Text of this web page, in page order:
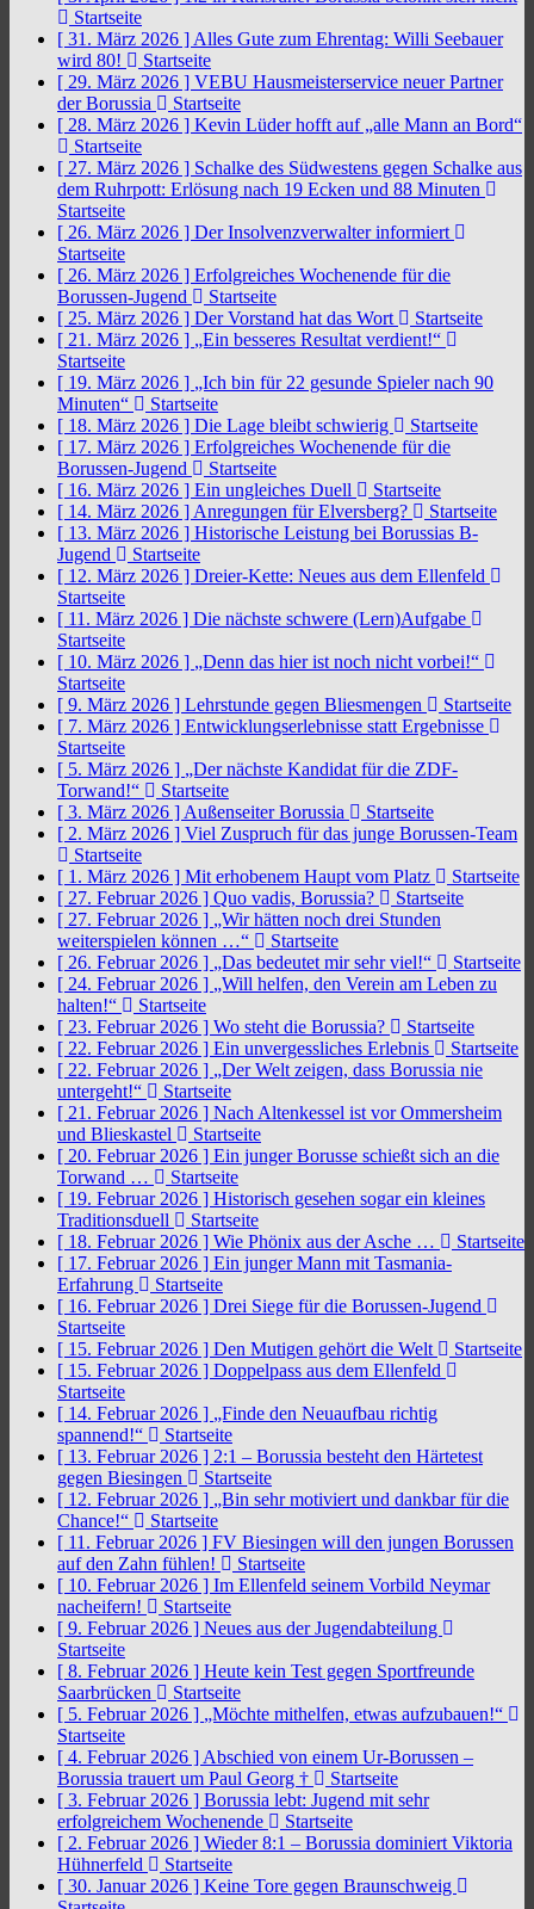
Startseite
[ 31. März 2026 ] Alles Gute zum Ehrentag: Willi Seebauer
wird 80!
Startseite
[ 29. März 2026 ] VEBU Hausmeisterservice neuer Partner
der Borussia
Startseite
[ 28. März 2026 ] Kevin Lüder hofft auf „alle Mann an Bord“
Startseite
[ 27. März 2026 ] Schalke des Südwestens gegen Schalke aus
dem Ruhrpott: Erlösung nach 19 Ecken und 88 Minuten
Startseite
[ 26. März 2026 ] Der Insolvenzverwalter informiert
Startseite
[ 26. März 2026 ] Erfolgreiches Wochenende für die
Borussen-Jugend
Startseite
[ 25. März 2026 ] Der Vorstand hat das Wort
Startseite
[ 21. März 2026 ] „Ein besseres Resultat verdient!“
Startseite
[ 19. März 2026 ] „Ich bin für 22 gesunde Spieler nach 90
Minuten“
Startseite
[ 18. März 2026 ] Die Lage bleibt schwierig
Startseite
[ 17. März 2026 ] Erfolgreiches Wochenende für die
Borussen-Jugend
Startseite
[ 16. März 2026 ] Ein ungleiches Duell
Startseite
[ 14. März 2026 ] Anregungen für Elversberg?
Startseite
[ 13. März 2026 ] Historische Leistung bei Borussias B-
Jugend
Startseite
[ 12. März 2026 ] Dreier-Kette: Neues aus dem Ellenfeld
Startseite
[ 11. März 2026 ] Die nächste schwere (Lern)Aufgabe
Startseite
[ 10. März 2026 ] „Denn das hier ist noch nicht vorbei!“
Startseite
[ 9. März 2026 ] Lehrstunde gegen Bliesmengen
Startseite
[ 7. März 2026 ] Entwicklungserlebnisse statt Ergebnisse
Startseite
[ 5. März 2026 ] „Der nächste Kandidat für die ZDF-
Torwand!“
Startseite
[ 3. März 2026 ] Außenseiter Borussia
Startseite
[ 2. März 2026 ] Viel Zuspruch für das junge Borussen-Team
Startseite
[ 1. März 2026 ] Mit erhobenem Haupt vom Platz
Startseite
[ 27. Februar 2026 ] Quo vadis, Borussia?
Startseite
[ 27. Februar 2026 ] „Wir hätten noch drei Stunden
weiterspielen können …“
Startseite
[ 26. Februar 2026 ] „Das bedeutet mir sehr viel!“
Startseite
[ 24. Februar 2026 ] „Will helfen, den Verein am Leben zu
halten!“
Startseite
[ 23. Februar 2026 ] Wo steht die Borussia?
Startseite
[ 22. Februar 2026 ] Ein unvergessliches Erlebnis
Startseite
[ 22. Februar 2026 ] „Der Welt zeigen, dass Borussia nie
untergeht!“
Startseite
[ 21. Februar 2026 ] Nach Altenkessel ist vor Ommersheim
und Blieskastel
Startseite
[ 20. Februar 2026 ] Ein junger Borusse schießt sich an die
Torwand …
Startseite
[ 19. Februar 2026 ] Historisch gesehen sogar ein kleines
Traditionsduell
Startseite
[ 18. Februar 2026 ] Wie Phönix aus der Asche …
Startseite
[ 17. Februar 2026 ] Ein junger Mann mit Tasmania-
Erfahrung
Startseite
[ 16. Februar 2026 ] Drei Siege für die Borussen-Jugend
Startseite
[ 15. Februar 2026 ] Den Mutigen gehört die Welt
Startseite
[ 15. Februar 2026 ] Doppelpass aus dem Ellenfeld
Startseite
[ 14. Februar 2026 ] „Finde den Neuaufbau richtig
spannend!“
Startseite
[ 13. Februar 2026 ] 2:1 – Borussia besteht den Härtetest
gegen Biesingen
Startseite
[ 12. Februar 2026 ] „Bin sehr motiviert und dankbar für die
Chance!“
Startseite
[ 11. Februar 2026 ] FV Biesingen will den jungen Borussen
auf den Zahn fühlen!
Startseite
[ 10. Februar 2026 ] Im Ellenfeld seinem Vorbild Neymar
nacheifern!
Startseite
[ 9. Februar 2026 ] Neues aus der Jugendabteilung
Startseite
[ 8. Februar 2026 ] Heute kein Test gegen Sportfreunde
Saarbrücken
Startseite
[ 5. Februar 2026 ] „Möchte mithelfen, etwas aufzubauen!“
Startseite
[ 4. Februar 2026 ] Abschied von einem Ur-Borussen –
Borussia trauert um Paul Georg †
Startseite
[ 3. Februar 2026 ] Borussia lebt: Jugend mit sehr
erfolgreichem Wochenende
Startseite
[ 2. Februar 2026 ] Wieder 8:1 – Borussia dominiert Viktoria
Hühnerfeld
Startseite
[ 30. Januar 2026 ] Keine Tore gegen Braunschweig